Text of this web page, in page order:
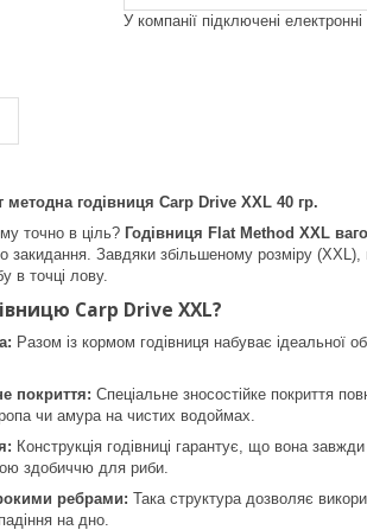
У компанії підключені
годівниця Carp Drive XXL 40 гр.
точно в ціль? Годівниця Flat Method XXL
закидання. Завдяки збільшеному розміру
в точці лову.
Carp Drive XXL?
Разом із кормом годівниця набуває ідеальної
покриття: Спеціальне зносостійке покриття
чи амура на чистих водоймах.
Конструкція годівниці гарантує, що вона
здобиччю для риби.
ребрами: Така структура дозволяє
на дно.